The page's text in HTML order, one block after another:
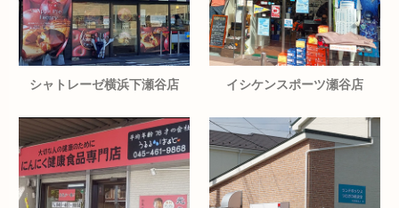
シャトレーゼ横浜下瀬谷店 イシケンスポーツ瀬谷店